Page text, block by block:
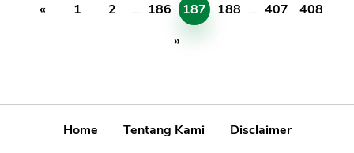
« 1 2 ... 186 187 188 ... 407
408
»
Home Tentang Kami
Disclaimer